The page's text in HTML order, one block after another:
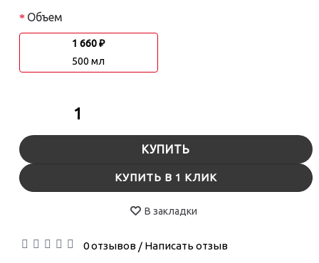
Объем
1 660 ₽
500 мл
КУПИТЬ
КУПИТЬ В 1 КЛИК
В закладки
0 отзывов/ Написать отзыв